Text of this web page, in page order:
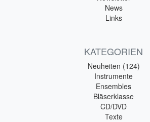
News
Links
KATEGORIEN
Neuheiten (124)
Instrumente
Ensembles
Bläserklasse
CD/DVD
Texte